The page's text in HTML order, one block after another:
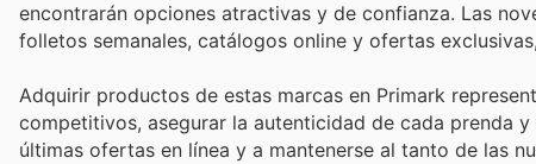
encontrarán opciones atractivas y de confianza. Las
folletos semanales, catálogos online y ofertas
Adquirir productos de estas marcas en Primark
competitivos, asegurar la autenticidad de cada prenda
últimas ofertas en línea y a mantenerse al tanto de las